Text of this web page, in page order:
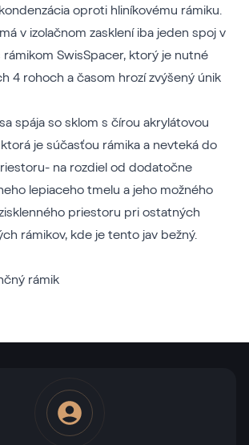
kondenzácia oproti hliníkovému rámiku.
v izolačnom zasklení iba jeden spoj v
rámikom SwisSpacer, ktorý je nutné
4 rohoch a časom hrozí zvýšený únik
spája so sklom s čírou akrylátovou
je súčasťou rámika a nevteká do
na rozdiel od dodatočne
lepiaceho tmelu a jeho možného
priestoru pri ostatných
rámikov, kde je tento jav bežný.